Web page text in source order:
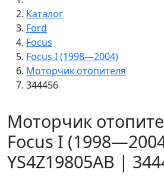
Каталог
Ford
Focus
Focus I (1998—2004)
Моторчик отопителя
344456
Моторчик
Focus I
YS4Z19805AB |